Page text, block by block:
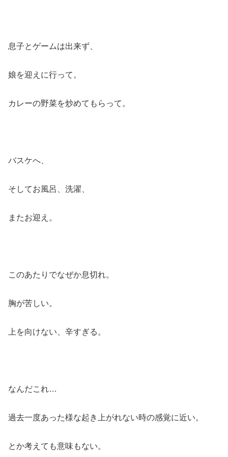
息子とゲームは出来ず、
娘を迎えに行って。
カレーの野菜を炒めてもらって。
バスケへ、
そしてお風呂、洗濯、
またお迎え。
このあたりでなぜか息切れ。
胸が苦しい。
上を向けない、辛すぎる。
なんだこれ…
過去一度あった様な起き上がれない時の感覚に近い。
とか考えても意味もない。